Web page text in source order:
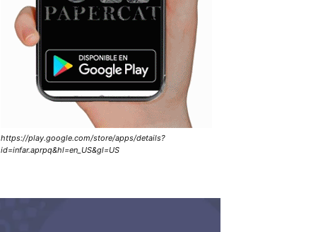
https://play.google.com/store/apps/details?
id=infar.aprpq&hl=en_US&gl=US